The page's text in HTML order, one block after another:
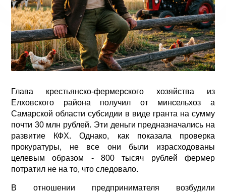
Глава крестьянско-фермерского хозяйства из
Елховского района получил от минсельхоз а
Самарской области субсидии в виде гранта на сумму
почти 30 млн рублей. Эти деньги предназначались на
развитие КФХ. Однако, как показала проверка
прокуратуры, не все они были израсходованы
целевым образом - 800 тысяч рублей фермер
потратил не на то, что следовало.
В отношении предпринимателя возбудили